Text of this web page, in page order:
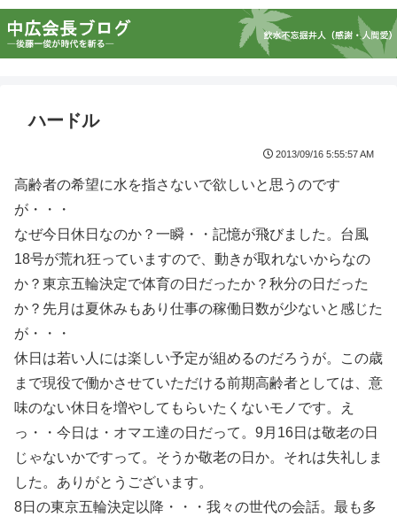
ハードル
2013/09/16 5:55:57 AM
高齢者の希望に水を指さないで欲しいと思うのです
が・・・
なぜ今日休日なのか？一瞬・・記憶が飛びました。台風
18号が荒れ狂っていますので、動きが取れないからなの
か？東京五輪決定で体育の日だったか？秋分の日だった
か？先月は夏休みもあり仕事の稼働日数が少ないと感じた
が・・・
休日は若い人には楽しい予定が組めるのだろうが。この歳
まで現役で働かさせていただける前期高齢者としては、意
味のない休日を増やしてもらいたくないモノです。え
っ・・今日は・オマエ達の日だって。9月16日は敬老の日
じゃないかですって。そうか敬老の日か。それは失礼しま
した。ありがとうございます。
8日の東京五輪決定以降・・・我々の世代の会話。最も多